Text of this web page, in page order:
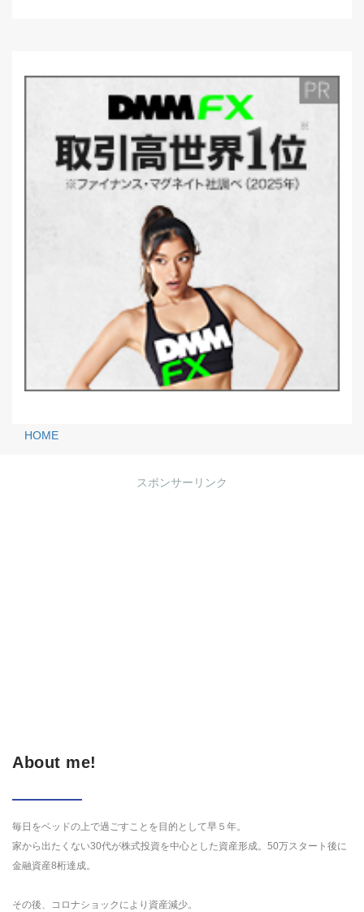
HOME
スポンサーリンク
About me!
毎日をベッドの上で過ごすことを目的として早５年。
家から出たくない30代が株式投資を中心とした資産形成。50万スタート後に
金融資産8桁達成。
その後、コロナショックにより資産減少。